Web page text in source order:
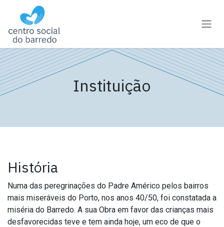
Pular para o conteúdo
Instituição
História
Numa das peregrinações do Padre Américo pelos bairros
mais miseráveis do Porto, nos anos 40/50, foi constatada a
miséria do Barredo. A sua Obra em favor das crianças mais
desfavorecidas teve e tem ainda hoje, um eco de que o